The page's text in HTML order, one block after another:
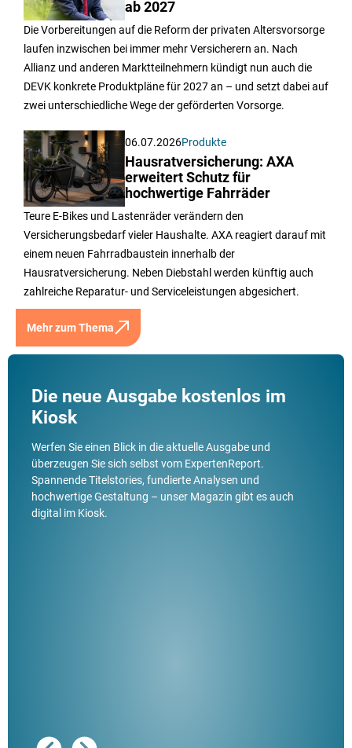
ab 2027
Die Vorbereitungen auf die Reform der privaten Altersvorsorge
laufen inzwischen bei immer mehr Versicherern an. Nach
Allianz und anderen Marktteilnehmern kündigt nun auch die
DEVK konkrete Produktpläne für 2027 an – und setzt dabei auf
zwei unterschiedliche Wege der geförderten Vorsorge.
06.07.2026Produkte
Hausratversicherung: AXA
erweitert Schutz für
hochwertige Fahrräder
Teure E-Bikes und Lastenräder verändern den
Versicherungsbedarf vieler Haushalte. AXA reagiert darauf mit
einem neuen Fahrradbaustein innerhalb der
Hausratversicherung. Neben Diebstahl werden künftig auch
zahlreiche Reparatur- und Serviceleistungen abgesichert.
Mehr zum Thema
Die neue Ausgabe kostenlos im
Kiosk
Werfen Sie einen Blick in die aktuelle Ausgabe und
überzeugen Sie sich selbst vom ExpertenReport.
Spannende Titelstories, fundierte Analysen und
hochwertige Gestaltung – unser Magazin gibt es auch
digital im Kiosk.